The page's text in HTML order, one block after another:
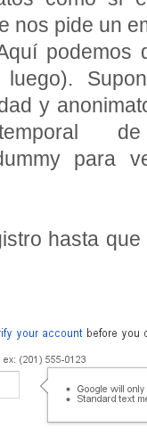
nos pide un
podemos
y
de
para
hasta